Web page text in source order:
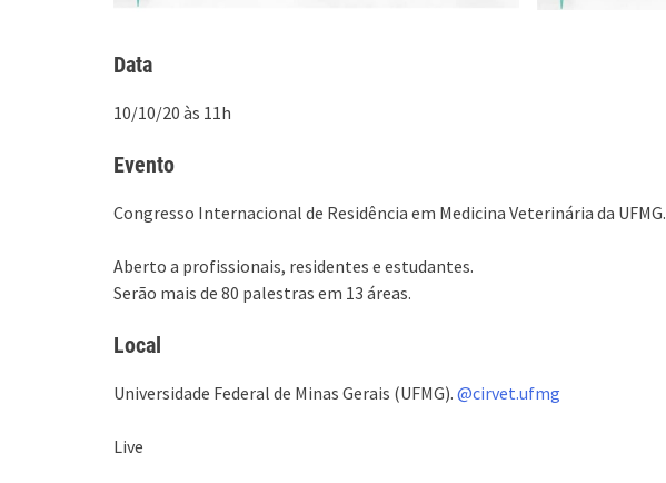
Data
10/10/20 às 11h
Evento
Congresso Internacional de Residência em Medicina Veterinária da UFMG.
Aberto a profissionais, residentes e estudantes.
Serão mais de 80 palestras em 13 áreas.
Local
Universidade Federal de Minas Gerais (UFMG). @cirvet.ufmg
Live